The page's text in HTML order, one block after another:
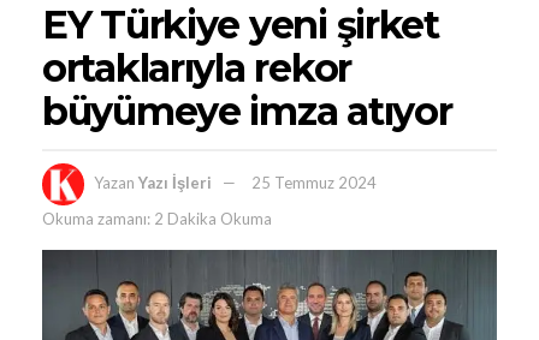
EY Türkiye yeni şirket
ortaklarıyla rekor
büyümeye imza atıyor
Yazan Yazı İşleri
25 Temmuz 2024
Okuma zamanı: 2 Dakika Okuma